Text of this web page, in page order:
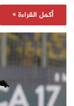
أكمل القراءة »